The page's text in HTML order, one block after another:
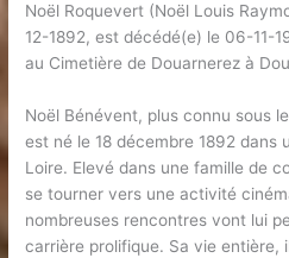
Noël Roquevert (Noël Louis
12-1892, est décédé(e) le 06-11-
au Cimetière de Douarnerez à
Noël Bénévent, plus connu sous
est né le 18 décembre 1892 dans
Loire. Elevé dans une famille de
se tourner vers une activité
nombreuses rencontres vont lui
carrière prolifique. Sa vie entière,